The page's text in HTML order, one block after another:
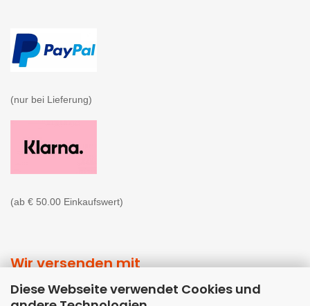
Diese Webseite verwendet Cookies und
(nur bei Lieferung)
(ab € 50.00 Einkaufswert)
Wir versenden mit